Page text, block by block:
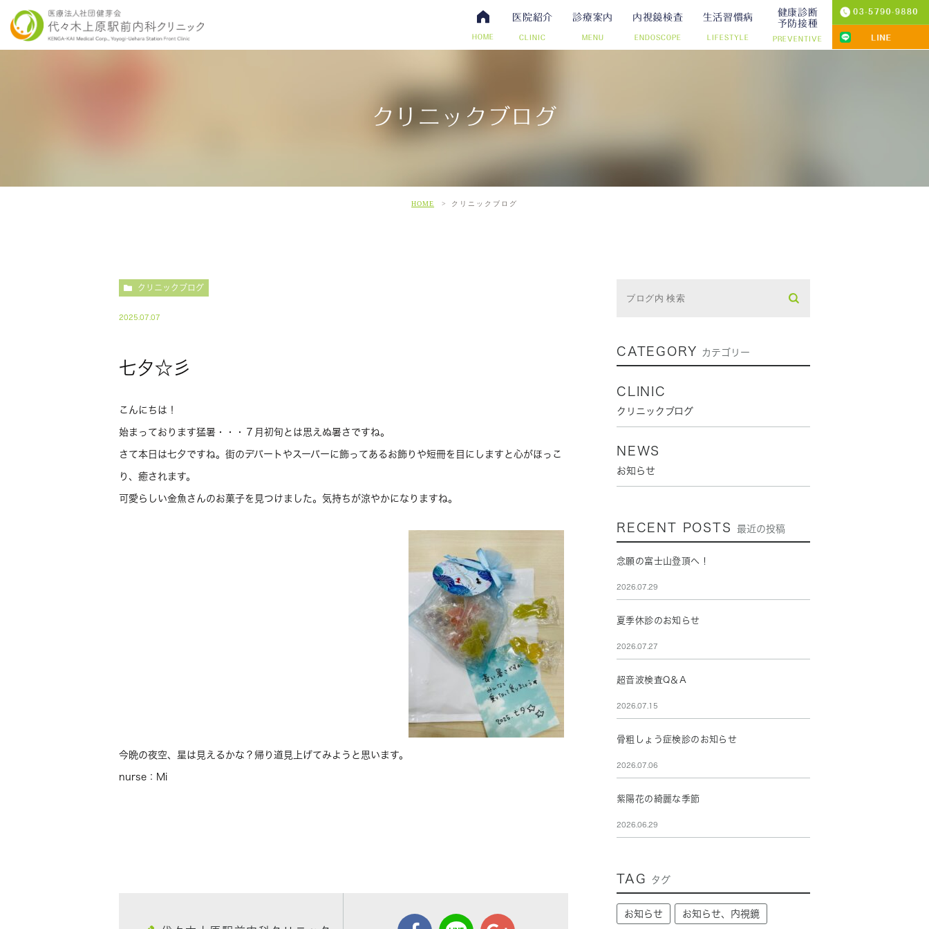
HOME
医院紹介
CLINIC
アクセス・診療時間 スタッフ募集
診療案内
MENU
内視鏡検査
ENDOSCOPE
大腸内視鏡検査について 日帰り手術（内視鏡的ポリープ切除）
生活習慣病
LIFESTYLE
健康診断
予防接種
PREVENTIVE
ワクチン・予防接種
クリニックブログ
HOME クリニックブログ
クリニックブログ
2025.07.07
七夕☆彡
こんにちは！
始まっております猛暑・・・７月初旬とは思えぬ暑さですね。
さて本日は七夕ですね。街のデパートやスーパーに飾ってあるお飾りや短冊を目にしますと心がほっこ
り、癒されます。
可愛らしい金魚さんのお菓子を見つけました。気持ちが涼やかになりますね。
今晩の夜空、星は見えるかな？帰り道見上げてみようと思います。
nurse：Mi
CATEGORY カテゴリー
CLINIC
クリニックブログ
NEWS
お知らせ
RECENT POSTS 最近の投稿
念願の富士山登頂へ！
2026.07.29
夏季休診のお知らせ
2026.07.27
超音波検査Q＆A
2026.07.15
骨粗しょう症検診のお知らせ
2026.07.06
紫陽花の綺麗な季節
2026.06.29
TAG タグ
お知らせ お知らせ、内視鏡